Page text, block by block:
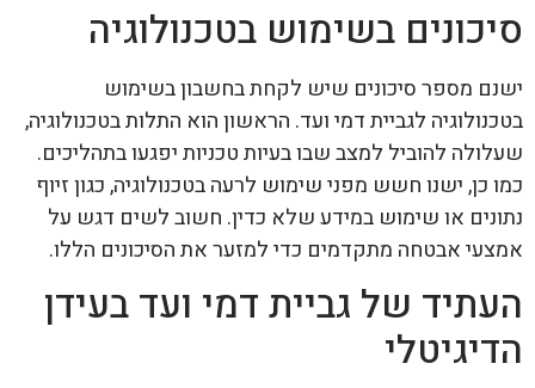
סיכונים בשימוש בטכנולוגיה
ישנם מספר סיכונים שיש לקחת בחשבון בשימוש
בטכנולוגיה לגביית דמי ועד. הראשון הוא התלות בטכנולוגיה,
שעלולה להוביל למצב שבו בעיות טכניות יפגעו בתהליכים.
כמו כן, ישנו חשש מפני שימוש לרעה בטכנולוגיה, כגון זיוף
נתונים או שימוש במידע שלא כדין. חשוב לשים דגש על
אמצעי אבטחה מתקדמים כדי למזער את הסיכונים הללו.
העתיד של גביית דמי ועד בעידן
הדיגיטלי